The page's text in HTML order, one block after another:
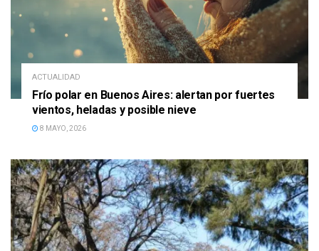
ACTUALIDAD
Frío polar en Buenos Aires: alertan por fuertes
vientos, heladas y posible nieve
8 MAYO, 2026